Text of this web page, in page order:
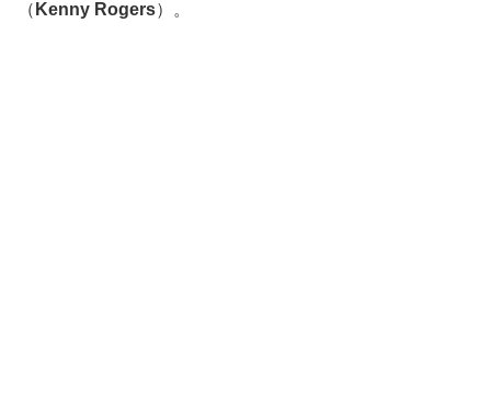
（ Kenny Rogers）。